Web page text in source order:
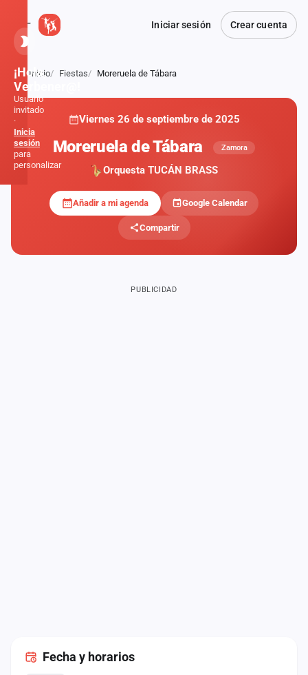
Iniciar sesión Crear cuenta
Atrás
Inicio Fiestas Moreruela de Tábara
Viernes 26 de septiembre de 2025
Moreruela de Tábara Zamora
Orquesta TUCÁN BRASS
Añadir a mi agenda Google Calendar
Compartir
PUBLICIDAD
Fecha y horarios
¡Hola,
Verbener@!
Usuario
invitado
·
Inicia
sesión
para
personalizar
Administración